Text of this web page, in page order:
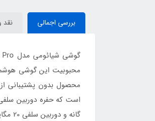
بررسی اجمالی نقد
محبوبیت این گوشی
گانه و دوربین سلفی 20 مگاپیکسل است که تصاویر را به شکل خوبی در اختیار شما قرار می‌دهد. انرژی موردنیاز POCO X3 Pro توسط یک باتری 5160 تامین می‌شود.